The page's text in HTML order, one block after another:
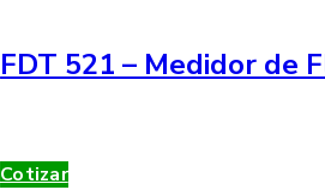
FDT 521 – Medidor de
Cotizar